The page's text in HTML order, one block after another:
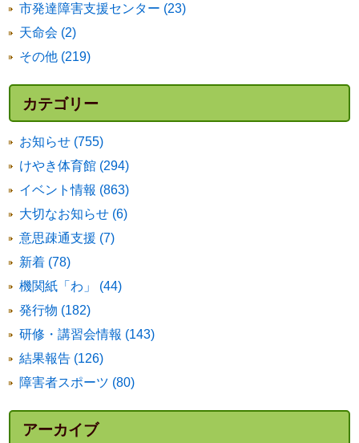
市発達障害支援センター (23)
天命会 (2)
その他 (219)
カテゴリー
お知らせ (755)
けやき体育館 (294)
イベント情報 (863)
大切なお知らせ (6)
意思疎通支援 (7)
新着 (78)
機関紙「わ」 (44)
発行物 (182)
研修・講習会情報 (143)
結果報告 (126)
障害者スポーツ (80)
アーカイブ